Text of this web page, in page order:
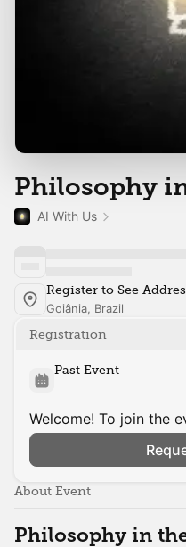
Philosophy
AI With Us
Register to See
Goiânia, Brazil
Registration
Past Event
Welcome! To join the
About Event
Philosophy in